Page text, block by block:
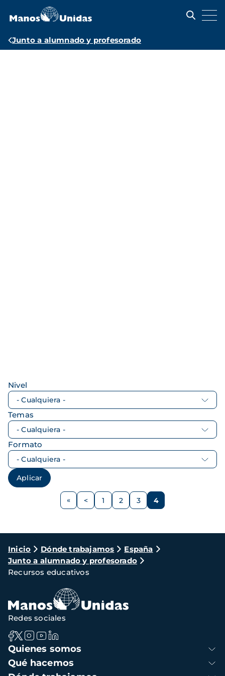
contenido
Ruta
Junto a alumnado y profesorado
Nivel
Temas
Formato
Página
< Página
1 Página
2 Página
3 Página
4
Ruta
de
navegación
Inicio Dónde trabajamos
España
Junto a alumnado y profesorado
Recursos educativos
Navegación
principal
Quienes somos
Qué hacemos
Redes sociales